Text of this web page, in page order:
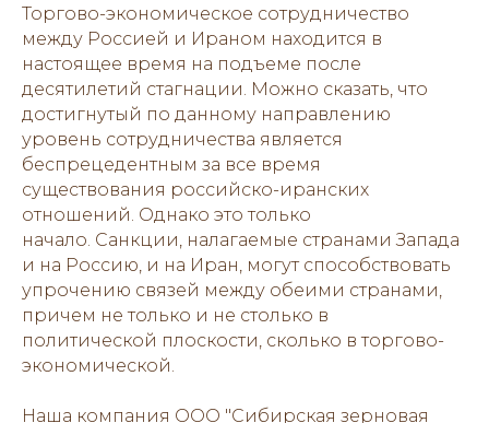
Торгово-экономическое сотрудничество
между Россией и Ираном находится в
настоящее время на подъеме после
десятилетий стагнации. Можно сказать, что
достигнутый по данному направлению
уровень сотрудничества является
беспрецедентным за все время
существования российско-иранских
отношений. Однако это только
начало. Санкции, налагаемые странами Запада
и на Россию, и на Иран, могут способствовать
упрочению связей между обеими странами,
причем не только и не столько в
политической плоскости, сколько в торгово-
экономической.
Наша компания ООО "Сибирская зерновая